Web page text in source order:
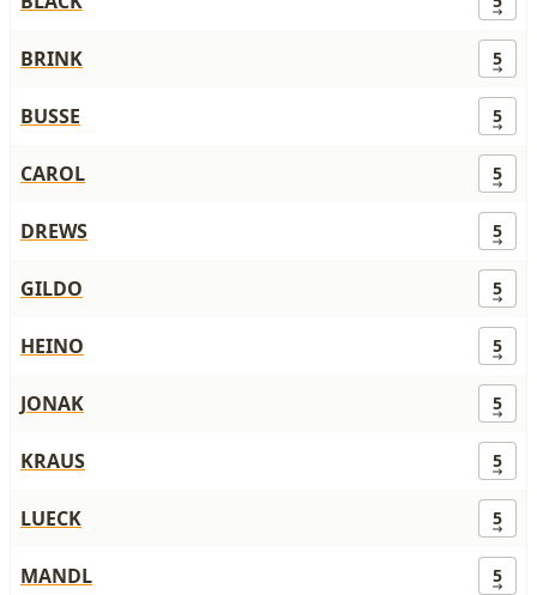
BRINK 5
BUSSE 5
CAROL 5
DREWS 5
GILDO 5
HEINO 5
JONAK 5
KRAUS 5
LUECK 5
MANDL 5